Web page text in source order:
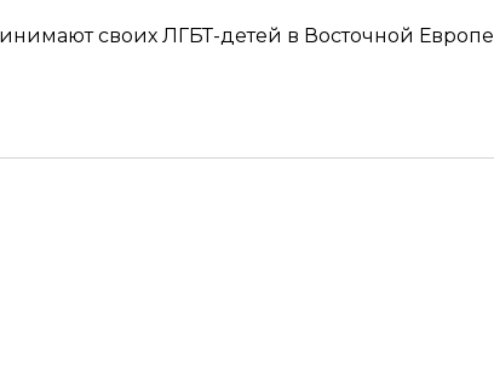
своих ЛГБТ-детей в Восточной Европе